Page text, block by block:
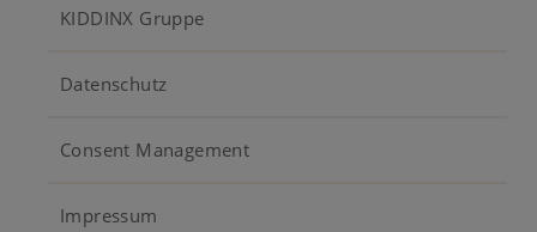
Footer
KIDDINX Gruppe
Datenschutz
Consent Management
Impressum